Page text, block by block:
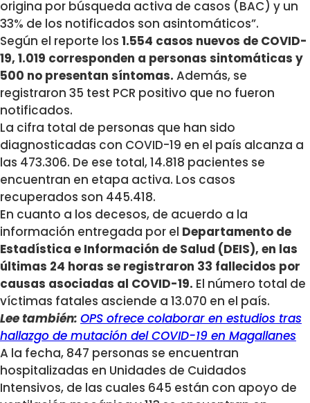
origina por búsqueda activa de casos (BAC) y un
33% de los notificados son asintomáticos”.
Según el reporte los 1.554 casos nuevos de COVID-
19, 1.019 corresponden a personas sintomáticas y
500 no presentan síntomas. Además, se
registraron 35 test PCR positivo que no fueron
notificados.
La cifra total de personas que han sido
diagnosticadas con COVID-19 en el país alcanza a
las 473.306. De ese total, 14.818 pacientes se
encuentran en etapa activa. Los casos
recuperados son 445.418.
En cuanto a los decesos, de acuerdo a la
información entregada por el Departamento de
Estadística e Información de Salud (DEIS), en las
últimas 24 horas se registraron 33 fallecidos por
causas asociadas al COVID-19. El número total de
víctimas fatales asciende a 13.070 en el país.
Lee también: OPS ofrece colaborar en estudios tras
hallazgo de mutación del COVID-19 en Magallanes
A la fecha, 847 personas se encuentran
hospitalizadas en Unidades de Cuidados
Intensivos, de las cuales 645 están con apoyo de